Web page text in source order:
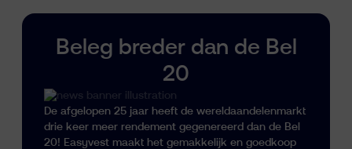
Beleg breder dan de Bel
20
De afgelopen 25 jaar heeft de wereldaandelenmarkt
drie keer meer rendement gegenereerd dan de Bel
20! Easyvest maakt het gemakkelijk en goedkoop